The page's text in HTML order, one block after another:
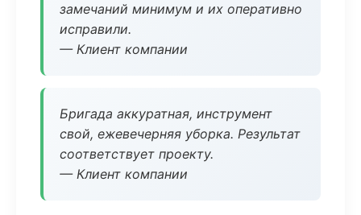
замечаний минимум и их оперативно
исправили.
— Клиент компании
Бригада аккуратная, инструмент
свой, ежевечерняя уборка. Результат
соответствует проекту.
— Клиент компании